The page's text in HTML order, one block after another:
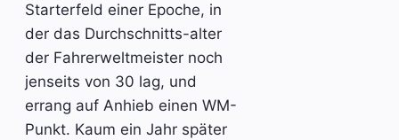
Starterfeld einer Epoche, in
der das Durchschnitts-alter
der Fahrerweltmeister noch
jenseits von 30 lag, und
errang auf Anhieb einen WM-
Punkt. Kaum ein Jahr später